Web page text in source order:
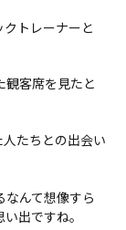
トレーナーと
観客席を見たと
たちとの出会い
んて想像すら
出ですね。